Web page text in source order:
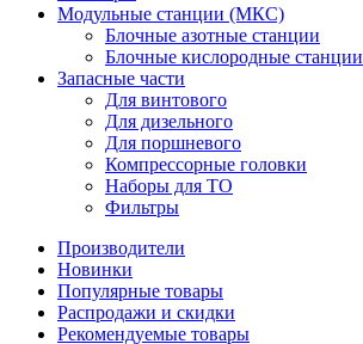
Модульные станции (МКС)
Блочные азотные станции
Блочные кислородные станции
Запасные части
Для винтового
Для дизельного
Для поршневого
Компрессорные головки
Наборы для ТО
Фильтры
Производители
Новинки
Популярные товары
Распродажи и скидки
Рекомендуемые товары